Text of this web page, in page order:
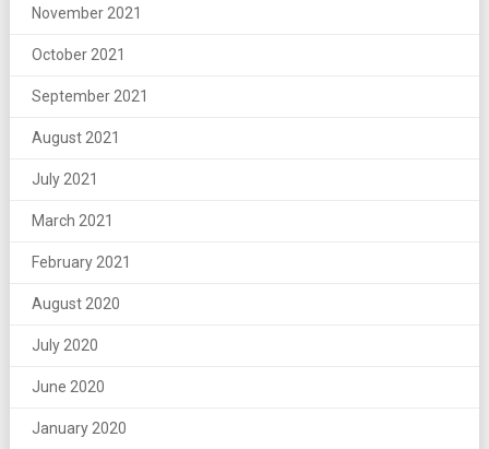
November 2021
October 2021
September 2021
August 2021
July 2021
March 2021
February 2021
August 2020
July 2020
June 2020
January 2020